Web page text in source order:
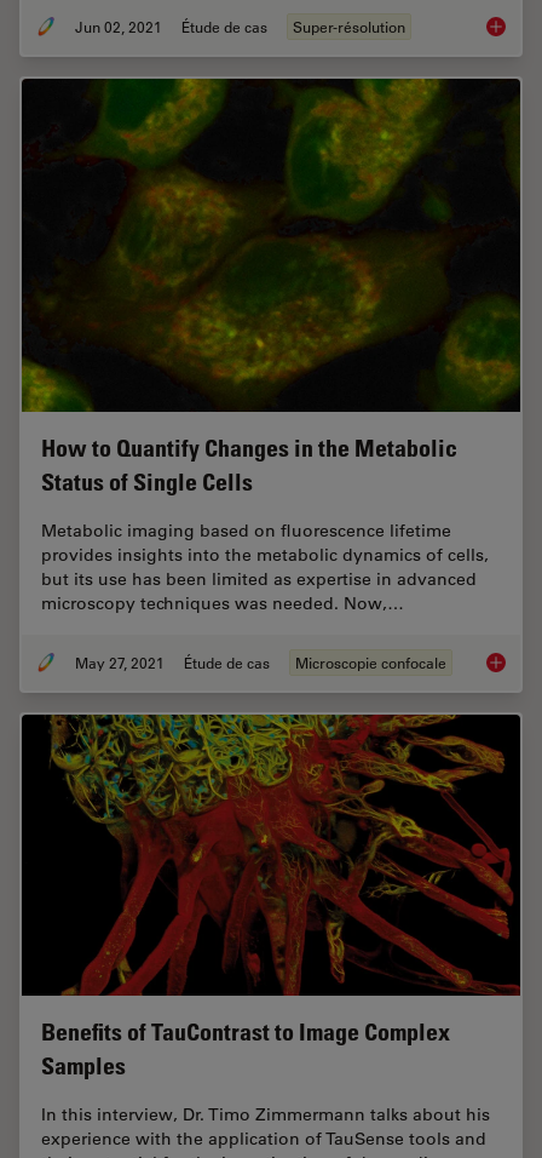
Jun 02, 2021 Étude de cas Super-résolution
How to Quantify Changes in the Metabolic
Status of Single Cells
Metabolic imaging based on fluorescence lifetime
provides insights into the metabolic dynamics of cells,
but its use has been limited as expertise in advanced
microscopy techniques was needed. Now,…
May 27, 2021 Étude de cas Microscopie confocale How to
Benefits of TauContrast to Image Complex
Samples
In this interview, Dr. Timo Zimmermann talks about his
experience with the application of TauSense tools and